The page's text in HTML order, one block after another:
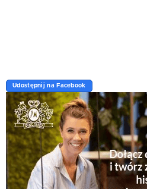
Udostępnij na Facebook